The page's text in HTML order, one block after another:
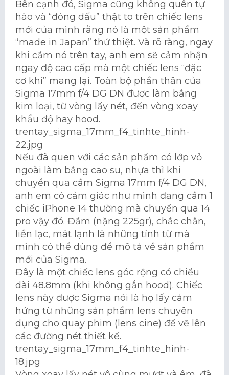
Bên cạnh đó, Sigma cũng không quên tự
hào và “đóng dấu” thật to trên chiếc lens
mới của mình rằng nó là một sản phẩm
“made in Japan” thứ thiệt. Và rõ ràng, ngay
khi cầm nó trên tay, anh em sẽ cảm nhận
ngay độ cao cấp mà một chiếc lens “đặc
cơ khí” mang lại. Toàn bộ phần thân của
Sigma 17mm f/4 DG DN được làm bằng
kim loại, từ vòng lấy nét, đến vòng xoay
khẩu độ hay hood.
trentay_sigma_17mm_f4_tinhte_hinh-
22.jpg
Nếu đã quen với các sản phẩm có lớp vỏ
ngoài làm bằng cao su, nhựa thì khi
chuyển qua cầm Sigma 17mm f/4 DG DN,
anh em có cảm giác như mình đang cầm 1
chiếc iPhone 14 thường mà chuyển qua 14
pro vậy đó. Đầm (nặng 225gr), chắc chắn,
liền lạc, mát lạnh là những tính từ mà
mình có thể dùng để mô tả về sản phẩm
mới của Sigma.
Đây là một chiếc lens góc rộng có chiều
dài 48.8mm (khi không gắn hood). Chiếc
lens này được Sigma nói là họ lấy cảm
hứng từ những sản phẩm lens chuyên
dụng cho quay phim (lens cine) để vẽ lên
các đường nét thiết kế.
trentay_sigma_17mm_f4_tinhte_hinh-
18.jpg